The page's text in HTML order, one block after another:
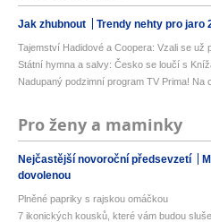
Jak zhubnout Trendy nehty pro jaro
Tajemství Hadidové a Coopera: Vzali se už
Státní hymna a salvy: Česko se loučí s
Nadupaný podzimní program TV Prima! Na
Pro ženy a maminky
Nejčastější novoroční předsevzetí
dovolenou
Plněné papriky s rajskou omáčkou
7 ikonických kousků, které vám budou